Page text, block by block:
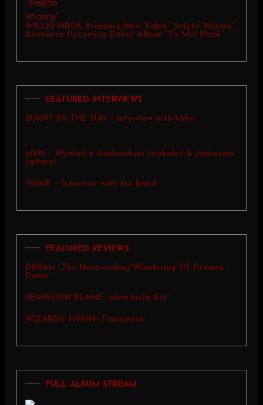
WIELKI MROK Premiere New Video “Święto Wiosny”,
Announce Upcoming Debut Album “To Mój Black”
FEATURED INTERVIEWS
BURNT BY THE SUN – Interview with Mike
MUN – Wywiad z Gaslonskym (wokale) & Jankesem
(gitary)
NOME – Interview with the band
FEATURED REVIEWS
DREAM „The Neverending Wandering Of Dreams –
Demo”
REMISSION BLAME „Alea Iacta Est”
WIZARDS' HYMN „Transience”
FULL ALBUM STREAM